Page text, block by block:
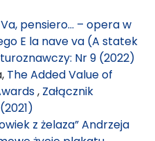
Va, pensiero… – opera w
E la nave va (A statek
Nr 9 (2022)
The Added Value of
, Załącznik
z żelaza” Andrzeja